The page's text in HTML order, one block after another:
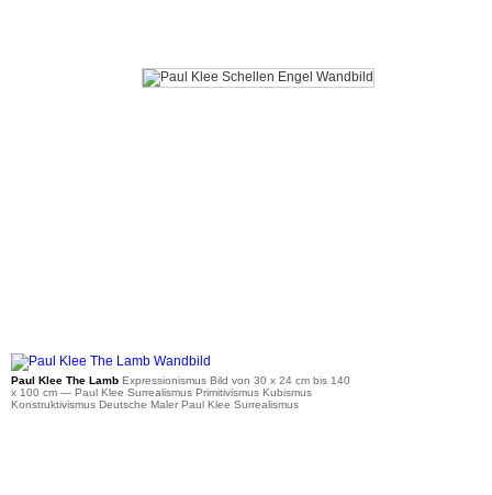
Paul Klee The LambExpressionismus Bild von 30 x 24 cm bis 140
x 100 cm — Paul Klee Surrealismus Primitivismus Kubismus
Konstruktivismus Deutsche Maler Paul Klee Surrealismus